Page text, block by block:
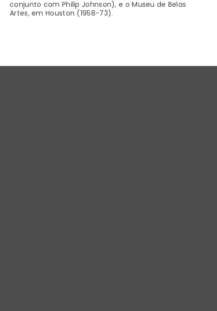
conjunto com Philip Johnson), e o Museu de Belas
Artes, em Houston (1958-73).